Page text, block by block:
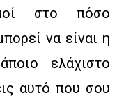
στο πόσο
να είναι η
ελάχιστο
αυτό που σου